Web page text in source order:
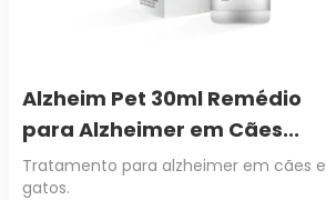
Alzheim Pet 30ml Remédio
para Alzheimer em Cães...
Tratamento para alzheimer em cães e
gatos.